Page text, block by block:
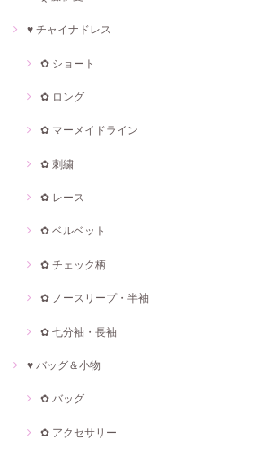
♥ チャイナドレス
✿ ショート
✿ ロング
✿ マーメイドライン
✿ 刺繍
✿ レース
✿ ベルベット
✿ チェック柄
✿ ノースリープ・半袖
✿ 七分袖・長袖
♥ バッグ＆小物
✿ バッグ
✿ アクセサリー